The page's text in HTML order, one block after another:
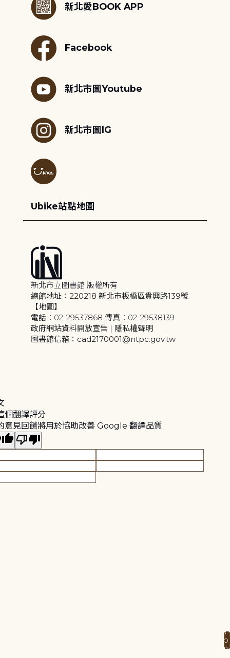
新北愛BOOK APP
Facebook
新北市圖Youtube
新北市圖IG
Ubike站點地圖
新北市立圖書館 版權所有
總館地址：220218 新北市板橋區貴興路139號
【地圖】
電話：02-29537868 傳真：02-29538139
政府網站資料開放宣告 | 隱私權聲明
圖書館信箱：cad2170001@ntpc.gov.tw
個翻譯評分
意見回饋將用於協助改善 Google 翻譯品質